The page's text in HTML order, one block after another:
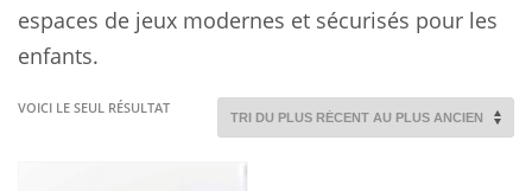
espaces de jeux modernes et sécurisés pour les
enfants.
VOICI LE SEUL RÉSULTAT